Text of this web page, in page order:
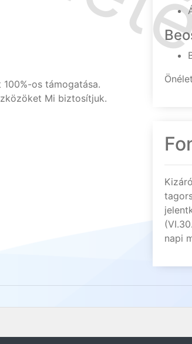
os támogatása.
Mi biztosítjuk.
napi